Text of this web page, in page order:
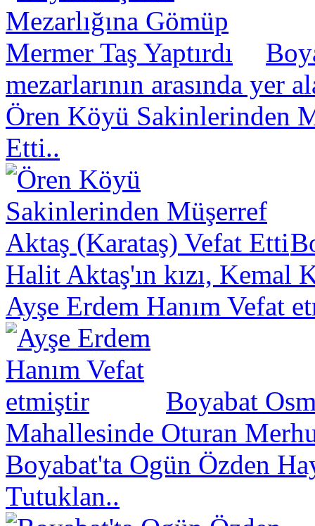
mezarlarının arasında yer
Ören Köyü Sakinlerinden
Etti..
Halit Aktaş'ın kızı, Kemal
Ayşe Erdem Hanım Vefat
Boyabat
Mahallesinde Oturan
Boyabat'ta Ogün Özden
Tutuklan..